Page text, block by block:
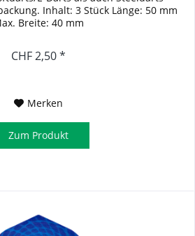
Inhalt: 3 Stück Länge: 50 mm
Breite: 40 mm
CHF 2,50 *
Merken
Zum Produkt